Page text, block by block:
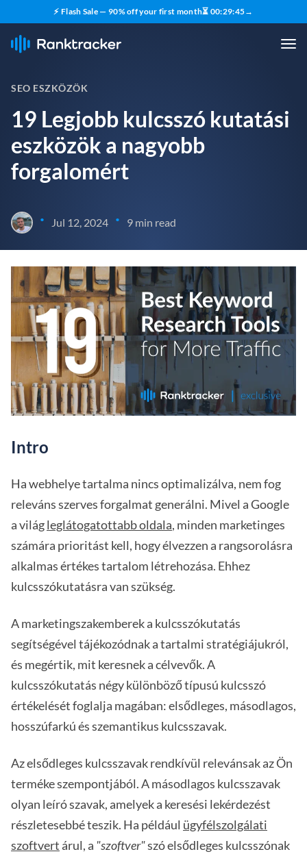
⚡ Flash Sale — 90% off your first month⏳ 00:29:44→
SEO ESZKÖZÖK
19 Legjobb kulcsszó kutatási
eszközök a nagyobb
forgalomért
• Jul 12, 2024 • 9 min read
Intro
Ha webhelye tartalma nincs optimalizálva, nem fog
releváns szerves forgalmat generálni. Mivel a Google
a világleglátogatottabb oldala, minden marketinges
számára prioritást kell, hogy élvezzen a rangsorolásra
alkalmas értékes tartalom létrehozása. Ehhez
kulcsszókutatásra van szükség.
A marketingszakemberek a kulcsszókutatás
segítségével tájékozódnak a tartalmi stratégiájukról,
és megértik, mit keresnek a célvevők. A
kulcsszókutatás négy különböző típusú kulcsszó
értékelését foglalja magában: elsődleges, másodlagos,
hosszúfarkú és szemantikus kulcsszavak.
Az elsődleges kulcsszavak rendkívül relevánsak az Ön
terméke szempontjából. A másodlagos kulcsszavak
olyan leíró szavak, amelyek a keresési lekérdezést
részletesebbé teszik. Ha például ügyfélszolgálati
szoftvert árul, a "szoftver"szó elsődleges kulcsszónak